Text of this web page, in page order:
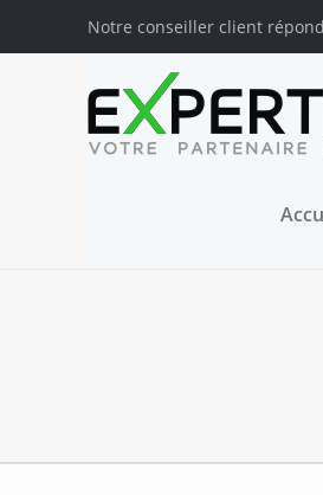
Notre conseiller client